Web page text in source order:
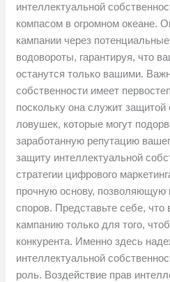
интеллектуальной
компасом в огромном океане.
кампании через
водовороты, гарантируя, что
останутся только вашими.
собственности имеет
поскольку она служит
ловушек, которые могут
заработанную репутацию
защиту интеллектуальной
стратегии цифрового
прочную основу, позволяющую
споров. Представьте себе, что
кампанию только для того,
конкурента. Именно здесь
интеллектуальной
роль. Воздействие прав